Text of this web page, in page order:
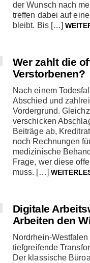
der Wunsch nach
treffen dabei auf
bleibt. Bis […]
Wer zahlt die
Verstorbenen?
Nach einem
Abschied und
Vordergrund.
verschicken
Beiträge ab,
noch Rechnungen
medizinische
Frage, wer diese
muss. […]
Digitale
Arbeiten den
Nordrhein-
tiefgreifende
Der klassische